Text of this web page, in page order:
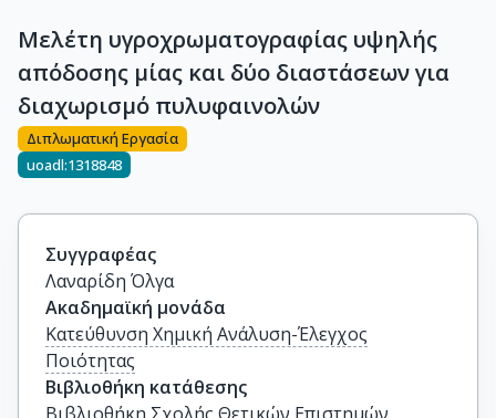
Μελέτη υγροχρωματογραφίας υψηλής
απόδοσης μίας και δύο διαστάσεων για
διαχωρισμό πυλυφαινολών
Διπλωματική Εργασία
uoadl:1318848
Συγγραφέας
Λαναρίδη Όλγα
Ακαδημαϊκή μονάδα
Κατεύθυνση Χημική Ανάλυση-Έλεγχος
Ποιότητας
Βιβλιοθήκη κατάθεσης